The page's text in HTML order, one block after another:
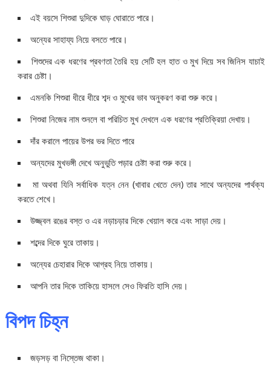
এই বয়সে শিশুরা দুদিকে ঘাড় ঘোরাতে পারে।
অন্যের সাহায্য নিয়ে বসতে পারে।
শিশুদের এক ধরণের প্রবণতা তৈরি হয় সেটি হল হাত ও মুখ দিয়ে সব জিনিস যাচাই
করার চেষ্টা।
এমনকি শিশুরা ধীরে ধীরে শব্দ ও মুখের ভাব অনুকরণ করা শুরু করে।
শিশুরা নিজের নাম শুনলে বা পরিচিত মুখ দেখলে এক ধরণের প্রতিক্রিয়া দেখায়।
দাঁর করালে পায়ের উপর ভর দিতে পারে
অন্যদের মুখভঙ্গী দেখে অনুভুতি পড়ার চেষ্টা করা শুরু করে।
মা অথবা যিনি সর্বাধিক যত্ন নেন (খাবার খেতে দেন) তার সাথে অন্যদের পার্থক্য
করতে শেখে।
উজ্জ্বল রঙের বস্ত ও এর নড়াচড়ার দিকে খেয়াল করে এবং সাড়া দেয়।
শব্দের দিকে ঘুরে তাকায়।
অন্যের চেহারার দিকে আগ্রহ নিয়ে তাকায়।
আপনি তার দিকে তাকিয়ে হাসলে সেও ফিরতি হাসি দেয়।
বিপদ চিহ্ন
জড়সড় বা নিস্তেজ থাকা।